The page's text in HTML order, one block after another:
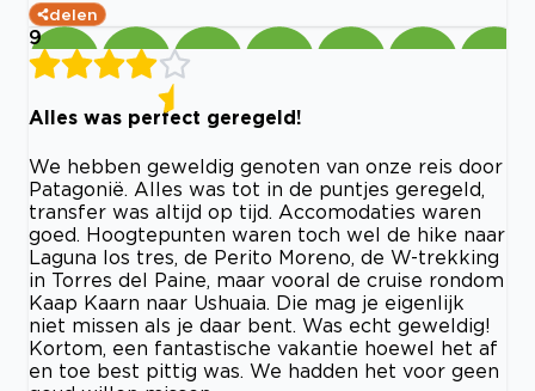
delen
9
Alles was perfect geregeld!
We hebben geweldig genoten van onze reis door
Patagonië. Alles was tot in de puntjes geregeld,
transfer was altijd op tijd. Accomodaties waren
goed. Hoogtepunten waren toch wel de hike naar
Laguna los tres, de Perito Moreno, de W-trekking
in Torres del Paine, maar vooral de cruise rondom
Kaap Kaarn naar Ushuaia. Die mag je eigenlijk
niet missen als je daar bent. Was echt geweldig!
Kortom, een fantastische vakantie hoewel het af
en toe best pittig was. We hadden het voor geen